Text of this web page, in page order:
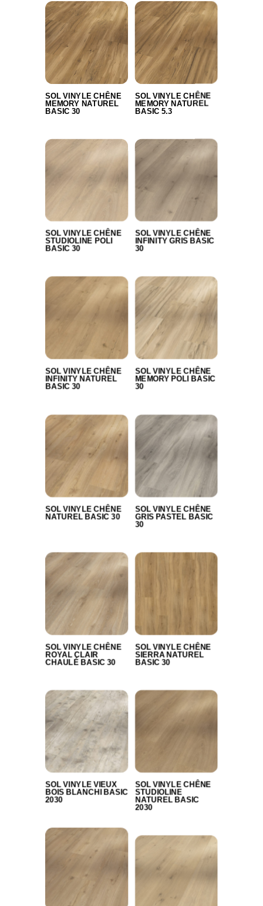
SOL VINYLE CHÊNE
MEMORY NATUREL
BASIC 30
SOL VINYLE CHÊNE
MEMORY NATUREL
BASIC 5.3
SOL VINYLE CHÊNE
STUDIOLINE POLI
BASIC 30
SOL VINYLE CHÊNE
INFINITY GRIS BASIC
30
SOL VINYLE CHÊNE
INFINITY NATUREL
BASIC 30
SOL VINYLE CHÊNE
MEMORY POLI BASIC
30
SOL VINYLE CHÊNE
NATUREL BASIC 30
SOL VINYLE CHÊNE
GRIS PASTEL BASIC
30
SOL VINYLE CHÊNE
ROYAL CLAIR
CHAULÉ BASIC 30
SOL VINYLE CHÊNE
SIERRA NATUREL
BASIC 30
SOL VINYLE VIEUX
BOIS BLANCHI BASIC
2030
SOL VINYLE CHÊNE
STUDIOLINE
NATUREL BASIC
2030